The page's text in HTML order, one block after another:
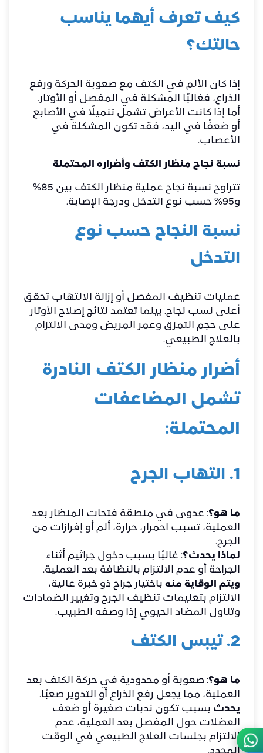
كيف تعرف أيهما يناسب
حالتك؟
إذا كان الألم في الكتف مع صعوبة الحركة ورفع
الذراع، فغالبًا المشكلة في المفصل أو الأوتار.
أما إذا كانت الأعراض تشمل تنميلًا في الأصابع
أو ضعفًا في اليد، فقد تكون المشكلة في
الأعصاب.
نسبة نجاح منظار الكتف وأضراره المحتملة
تتراوح نسبة نجاح عملية منظار الكتف بين 85%
و95% حسب نوع التدخل ودرجة الإصابة.
نسبة النجاح حسب نوع
التدخل
عمليات تنظيف المفصل أو إزالة الالتهاب تحقق
أعلى نسب نجاح. بينما تعتمد نتائج إصلاح الأوتار
على حجم التمزق وعمر المريض ومدى الالتزام
بالعلاج الطبيعي.
أضرار منظار الكتف النادرة
تشمل المضاعفات
المحتملة:
1. التهاب الجرح
ما هو؟: عدوى في منطقة فتحات المنظار بعد
العملية، تسبب احمرار، حرارة، ألم أو إفرازات من
الجرح.
لماذا يحدث؟: غالبًا بسبب دخول جراثيم أثناء
الجراحة أو عدم الالتزام بالنظافة بعد العملية.
ويتم الوقاية منه باختيار جراح ذو خبرة عالية،
الالتزام بتعليمات تنظيف الجرح وتغيير الضمادات
وتناول المضاد الحيوي إذا وصفه الطبيب.
2. تيبس الكتف
ما هو؟: صعوبة أو محدودية في حركة الكتف بعد
العملية، مما يجعل رفع الذراع أو التدوير صعبًا.
يحدث بسبب تكون ندبات صغيرة أو ضعف
العضلات حول المفصل بعد العملية، عدم
الالتزام بجلسات العلاج الطبيعي في الوقت
المحدد.